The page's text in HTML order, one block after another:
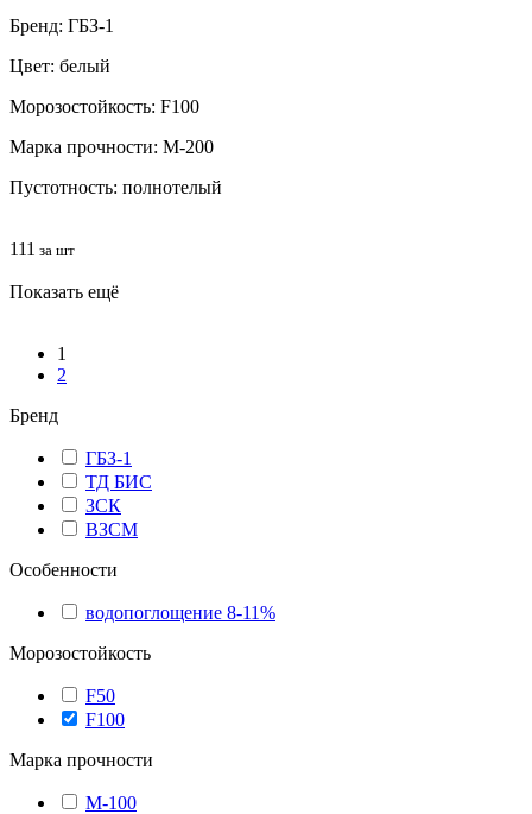
Бренд: ГБЗ-1
Цвет: белый
Морозостойкость: F100
Марка прочности: М-200
Пустотность: полнотелый
111 за шт
Показать ещё
1
2
Бренд
ГБЗ-1
ТД БИС
ЗСК
ВЗСМ
Особенности
водопоглощение 8-11%
Морозостойкость
F50
F100
Марка прочности
М-100